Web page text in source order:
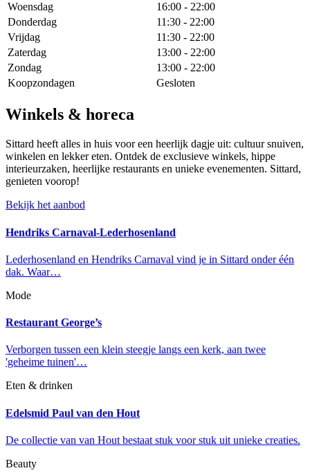
Woensdag
16:00 - 22:00
Donderdag
11:30 - 22:00
Vrijdag
11:30 - 22:00
Zaterdag
13:00 - 22:00
Zondag
13:00 - 22:00
Koopzondagen
Gesloten
Winkels & horeca
Sittard heeft alles in huis voor een heerlijk dagje uit: cultuur snuiven,
winkelen en lekker eten. Ontdek de exclusieve winkels, hippe
interieurzaken, heerlijke restaurants en unieke evenementen. Sittard,
genieten voorop!
Bekijk het aanbod
Hendriks Carnaval-Lederhosenland
Lederhosenland en Hendriks Carnaval vind je in Sittard onder één
dak. Waar…
Mode
Restaurant George’s
Verborgen tussen een klein steegje langs een kerk, aan twee
'geheime tuinen'…
Eten & drinken
Edelsmid Paul van den Hout
De collectie van van Hout bestaat stuk voor stuk uit unieke creaties.
Beauty